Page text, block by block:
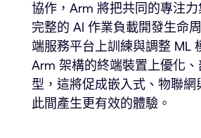
協作，Arm 將把共同的專注
完整的 AI 作業負載開發生命
端服務平台上訓練與調整 ML
Arm 架構的終端裝置上優化
型，這將促成嵌入式、物聯網
此間產生更有效的體驗。